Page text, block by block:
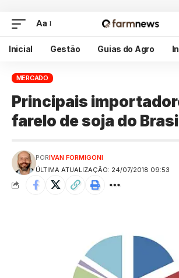
Aa
Inicial Gestão Guias do Agro
MERCADO
Principais
farelo de soja do
ÚLTIMA ATUALIZAÇÃO: 24/07/2018 09:53
PORIVAN FORMIGONI